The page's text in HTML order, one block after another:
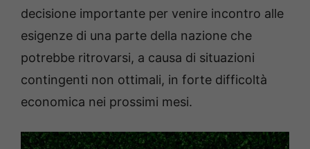
decisione importante per venire incontro alle
esigenze di una parte della nazione che
potrebbe ritrovarsi, a causa di situazioni
contingenti non ottimali, in forte difficoltà
economica nei prossimi mesi.